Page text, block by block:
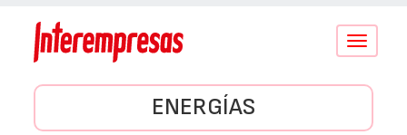
Conmutar
ENERGÍAS